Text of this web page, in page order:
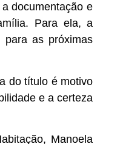
documentação e
Para ela, a
para as próximas
do título é motivo
e a certeza
Manoela